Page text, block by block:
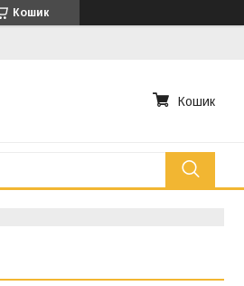
Кошик
Кошик